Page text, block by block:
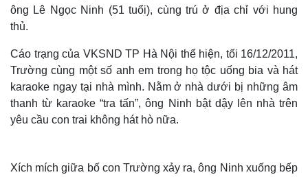
ông Lê Ngọc Ninh (51 tuổi), cùng trú ở địa chỉ với hung
thủ.
Cáo trạng của VKSND TP Hà Nội thể hiện, tối 16/12/2011,
Trường cùng một số anh em trong họ tộc uống bia và hát
karaoke ngay tại nhà mình. Nằm ở nhà dưới bị những âm
thanh từ karaoke “tra tấn”, ông Ninh bật dậy lên nhà trên
yêu cầu con trai không hát hò nữa.
Xích mích giữa bố con Trường xảy ra, ông Ninh xuống bếp